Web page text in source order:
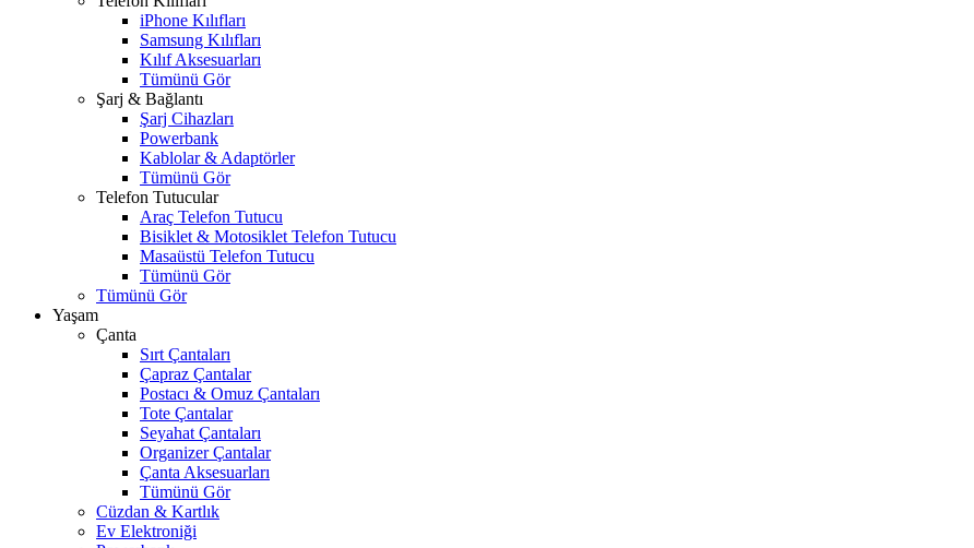
iPhone Kılıfları
Samsung Kılıfları
Kılıf Aksesuarları
Tümünü Gör
Şarj & Bağlantı
Şarj Cihazları
Powerbank
Kablolar & Adaptörler
Tümünü Gör
Telefon Tutucular
Araç Telefon Tutucu
Bisiklet & Motosiklet Telefon Tutucu
Masaüstü Telefon Tutucu
Tümünü Gör
Tümünü Gör
Yaşam
Çanta
Sırt Çantaları
Çapraz Çantalar
Postacı & Omuz Çantaları
Tote Çantalar
Seyahat Çantaları
Organizer Çantalar
Çanta Aksesuarları
Tümünü Gör
Cüzdan & Kartlık
Ev Elektroniği